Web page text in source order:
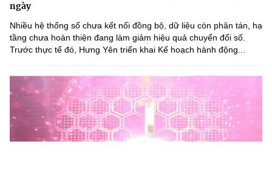
ngày
Nhiều hệ thống số chưa kết nối đồng bộ, dữ liệu còn phân tán, hạ
tầng chưa hoàn thiện đang làm giảm hiệu quả chuyển đổi số.
Trước thực tế đó, Hưng Yên triển khai Kế hoạch hành động...